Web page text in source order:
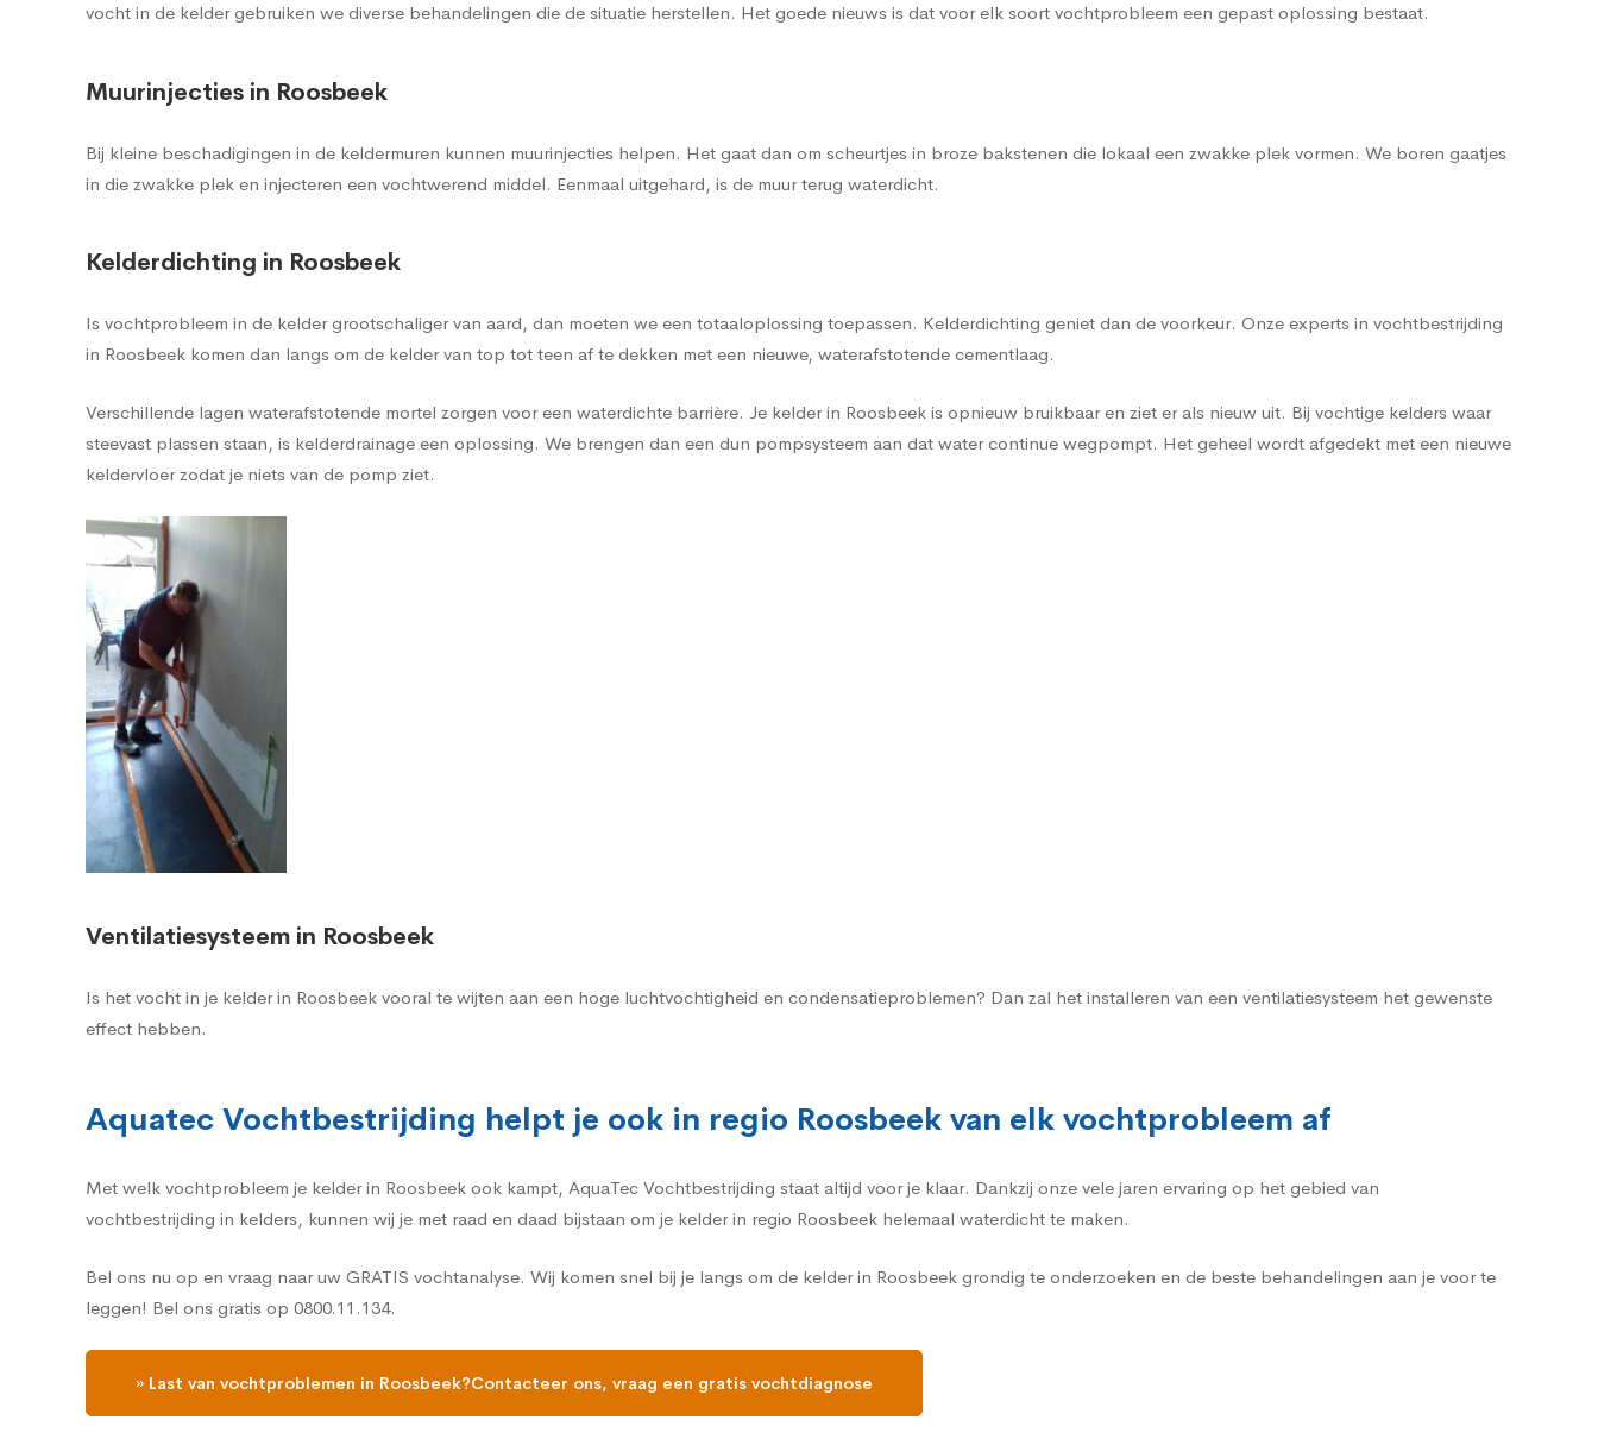
vocht in de kelder gebruiken we diverse behandelingen die de situatie herstellen. Het goede nieuws is dat voor elk soort vochtprobleem een gepast oplossing bestaat.
Muurinjecties in Roosbeek
Bij kleine beschadigingen in de keldermuren kunnen muurinjecties helpen. Het gaat dan om scheurtjes in broze bakstenen die lokaal een zwakke plek vormen. We boren gaatjes
in die zwakke plek en injecteren een vochtwerend middel. Eenmaal uitgehard, is de muur terug waterdicht.
Kelderdichting in Roosbeek
Is vochtprobleem in de kelder grootschaliger van aard, dan moeten we een totaaloplossing toepassen. Kelderdichting geniet dan de voorkeur. Onze experts in vochtbestrijding
in Roosbeek komen dan langs om de kelder van top tot teen af te dekken met een nieuwe, waterafstotende cementlaag.
Verschillende lagen waterafstotende mortel zorgen voor een waterdichte barrière. Je kelder in Roosbeek is opnieuw bruikbaar en ziet er als nieuw uit. Bij vochtige kelders waar
steevast plassen staan, is kelderdrainage een oplossing. We brengen dan een dun pompsysteem aan dat water continue wegpompt. Het geheel wordt afgedekt met een nieuwe
keldervloer zodat je niets van de pomp ziet.
Ventilatiesysteem in Roosbeek
Is het vocht in je kelder in Roosbeek vooral te wijten aan een hoge luchtvochtigheid en condensatieproblemen? Dan zal het installeren van een ventilatiesysteem het gewenste
effect hebben.
Aquatec Vochtbestrijding helpt je ook in regio Roosbeek van elk vochtprobleem af
Met welk vochtprobleem je kelder in Roosbeek ook kampt, AquaTec Vochtbestrijding staat altijd voor je klaar. Dankzij onze vele jaren ervaring op het gebied van
vochtbestrijding in kelders, kunnen wij je met raad en daad bijstaan om je kelder in regio Roosbeek helemaal waterdicht te maken.
Bel ons nu op en vraag naar uw GRATIS vochtanalyse. Wij komen snel bij je langs om de kelder in Roosbeek grondig te onderzoeken en de beste behandelingen aan je voor te
leggen! Bel ons gratis op 0800.11.134.
» Last van vochtproblemen in Roosbeek?Contacteer ons, vraag een gratis vochtdiagnose